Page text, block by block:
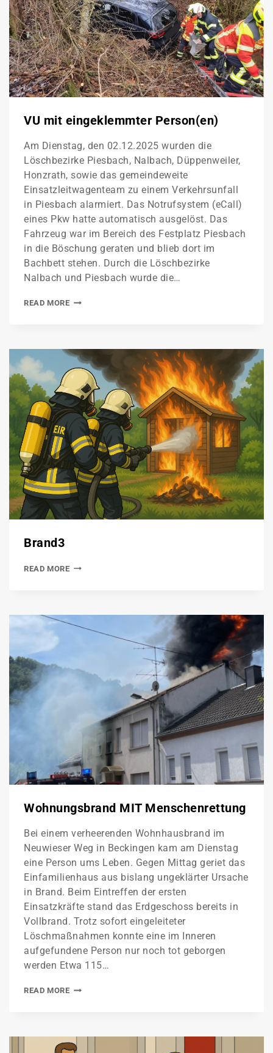
VU mit eingeklemmter Person(en)
Am Dienstag, den 02.12.2025 wurden die
Löschbezirke Piesbach, Nalbach, Düppenweiler,
Honzrath, sowie das gemeindeweite
Einsatzleitwagenteam zu einem Verkehrsunfall
in Piesbach alarmiert. Das Notrufsystem (eCall)
eines Pkw hatte automatisch ausgelöst. Das
Fahrzeug war im Bereich des Festplatz Piesbach
in die Böschung geraten und blieb dort im
Bachbett stehen. Durch die Löschbezirke
Nalbach und Piesbach wurde die…
READ MORE
Brand3
READ MORE
Wohnungsbrand MIT Menschenrettung
Bei einem verheerenden Wohnhausbrand im
Neuwieser Weg in Beckingen kam am Dienstag
eine Person ums Leben. Gegen Mittag geriet das
Einfamilienhaus aus bislang ungeklärter Ursache
in Brand. Beim Eintreffen der ersten
Einsatzkräfte stand das Erdgeschoss bereits in
Vollbrand. Trotz sofort eingeleiteter
Löschmaßnahmen konnte eine im Inneren
aufgefundene Person nur noch tot geborgen
werden Etwa 115…
READ MORE